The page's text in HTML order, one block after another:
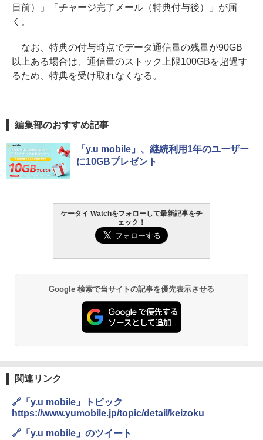
日前）」「チャージ完了メール（特典付与後）」が届
く。
なお、特典の付与時点でデータ通信量の残量が90GB
以上ある場合は、通信量のストック上限100GBを超過す
るため、特典を受け取れなくなる。
編集部のおすすめ記事
「y.u mobile」、継続利用1年のユーザー
に10GBプレゼント
ケータイ Watchをフォローして最新記事をチ
ェック！
Google 検索で当サイトの記事を優先表示させる
関連リンク
🔗「y.u mobile」トピック
https://www.yumobile.jp/topic/detail/keizoku
🔗「y.u mobile」のツイート